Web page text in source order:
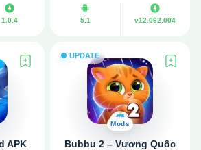
1.0.4 5.1 v12.062.004
APK
UPDATE
Mods
Bubbu 2 – Vương Quốc